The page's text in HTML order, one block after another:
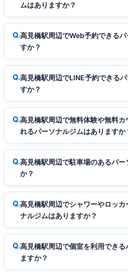
ムはありますか？
高見橋駅周辺でWeb予約できる
すか？
高見橋駅周辺でLINE予約できる
すか？
高見橋駅周辺で無料体験や無料
れるパーソナルジムはありますか
高見橋駅周辺で駐車場のあるパ
か？
高見橋駅周辺でシャワーやロッ
ナルジムはありますか？
高見橋駅周辺で個室を利用できる
ますか？